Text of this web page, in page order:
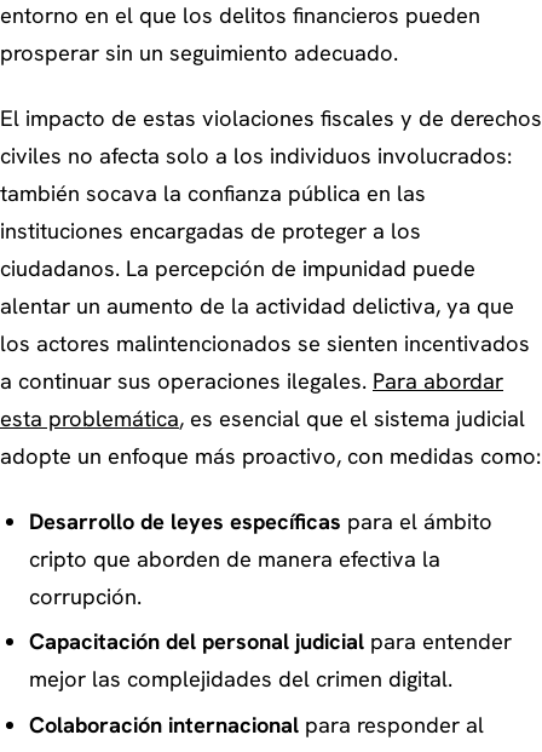
entorno en el que los delitos financieros pueden
prosperar sin un seguimiento adecuado.
El impacto de estas violaciones fiscales y de derechos
civiles no afecta solo a los individuos involucrados:
también socava la confianza pública en las
instituciones encargadas de proteger a los
ciudadanos. La percepción de impunidad puede
alentar un aumento de la actividad delictiva, ya que
los actores malintencionados se sienten incentivados
a continuar sus operaciones ilegales. Para abordar
esta problemática, es esencial que el sistema judicial
adopte un enfoque más proactivo, con medidas como:
Desarrollo de leyes específicas para el ámbito
cripto que aborden de manera efectiva la
corrupción.
Capacitación del personal judicialpara entender
mejor las complejidades del crimen digital.
Colaboración internacionalpara responder al